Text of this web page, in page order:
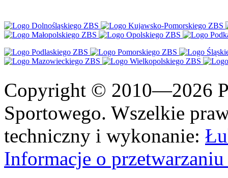
Copyright © 2010—2026
Sportowego. Wszelkie
techniczny i wykonanie:
Informacje o